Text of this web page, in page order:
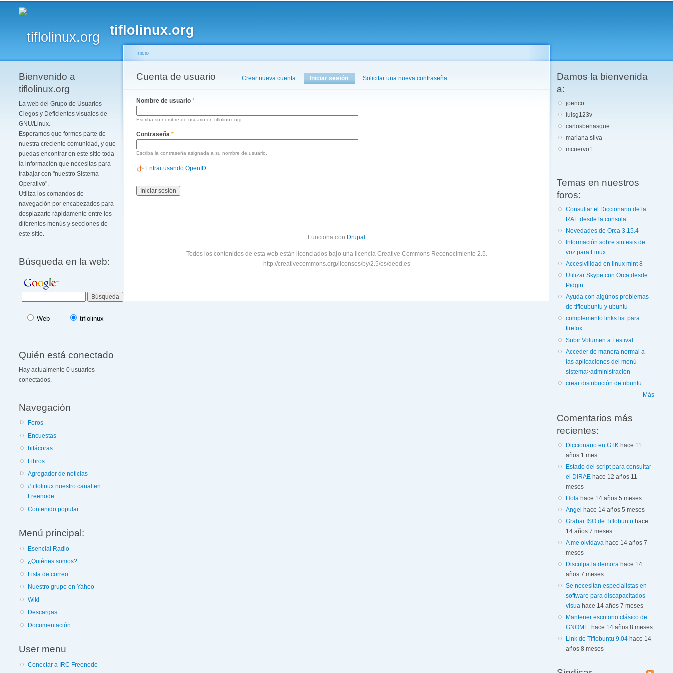
tiflolinux.org
Bienvenido a
tiflolinux.org
La web del Grupo de Usuarios
Ciegos y Deficientes visuales de
GNU/Linux.
Esperamos que formes parte de
nuestra creciente comunidad, y que
puedas encontrar en este sitio toda
la información que necesitas para
trabajar con "nuestro Sistema
Operativo".
Utiliza los comandos de
navegación por encabezados para
desplazarte rápidamente entre los
diferentes menús y secciones de
este sitio.
Búsqueda en la web:
Web tiflolinux
Quién está conectado
Hay actualmente 0 usuarios
conectados.
Navegación
Foros
Encuestas
bitácoras
Libros
Agregador de noticias
#tiflolinux nuestro canal en
Freenode
Contenido popular
Menú principal:
Esencial Radio
¿Quiénes somos?
Lista de correo
Nuestro grupo en Yahoo
Wiki
Descargas
Documentación
User menu
Conectar a IRC Freenode
Se encuentra usted aquí
Inicio
Cuenta de usuario
Solapas principales Crear nueva cuenta Iniciar sesión (solapa activa)
Solicitar una nueva contraseña
Nombre de usuario *
Escriba su nombre de usuario en tiflolinux.org.
Contraseña *
Escriba la contraseña asignada a su nombre de usuario.
Entrar usando OpenID
Funciona con Drupal
Todos los contenidos de esta web están licenciados bajo una licencia Creative Commons Reconocimiento 2.5.
http://creativecommons.org/licenses/by/2.5/es/deed.es
Damos la bienvenida
a:
joenco
luisg123v
carlosbenasque
mariana silva
mcuervo1
Temas en nuestros
foros:
Consultar el Diccionario de la
RAE desde la consola.
Novedades de Orca 3.15.4
Información sobre sintesis de
voz para Linux.
Accesivilidad en linux mint 8
Utilizar Skype con Orca desde
Pidgin.
Ayuda con algúnos problemas
de tifloubuntu y ubuntu
complemento links list para
firefox
Subir Volumen a Festival
Acceder de manera normal a
las aplicaciones del menú
sistema>administración
crear distribución de ubuntu
Más
Comentarios más
recientes:
Diccionario en GTK hace 11
años 1 mes
Estado del script para consultar
el DIRAE hace 12 años 11
meses
Hola hace 14 años 5 meses
Angel hace 14 años 5 meses
Grabar ISO de Tiflobuntu hace
14 años 7 meses
A me olvidava hace 14 años 7
meses
Disculpa la demora hace 14
años 7 meses
Se necesitan especialistas en
software para discapacitados
visua hace 14 años 7 meses
Mantener escritorio clásico de
GNOME. hace 14 años 8 meses
Link de Tiflobuntu 9.04 hace 14
años 8 meses